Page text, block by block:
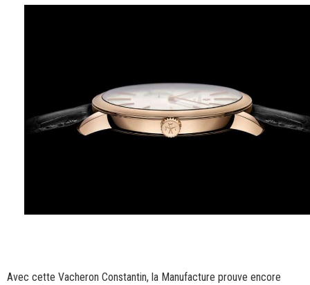
Avec cette Vacheron Constantin, la Manufacture prouve encore